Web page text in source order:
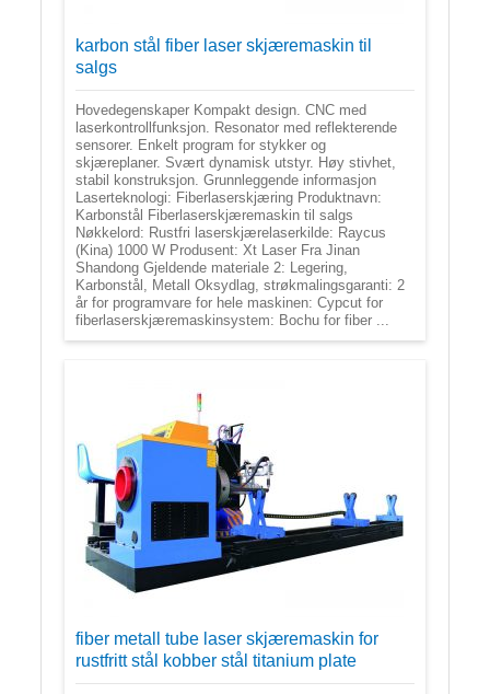
karbon stål fiber laser skjæremaskin til
salgs
Hovedegenskaper Kompakt design. CNC med
laserkontrollfunksjon. Resonator med reflekterende
sensorer. Enkelt program for stykker og
skjæreplaner. Svært dynamisk utstyr. Høy stivhet,
stabil konstruksjon. Grunnleggende informasjon
Laserteknologi: Fiberlaserskjæring Produktnavn:
Karbonstål Fiberlaserskjæremaskin til salgs
Nøkkelord: Rustfri laserskjærelaserkilde: Raycus
(Kina) 1000 W Produsent: Xt Laser Fra Jinan
Shandong Gjeldende materiale 2: Legering,
Karbonstål, Metall Oksydlag, strøkmalingsgaranti: 2
år for programvare for hele maskinen: Cypcut for
fiberlaserskjæremaskinsystem: Bochu for fiber ...
fiber metall tube laser skjæremaskin for
rustfritt stål kobber stål titanium plate